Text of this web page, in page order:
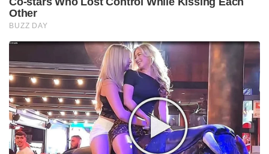
Other
BUZZ DAY